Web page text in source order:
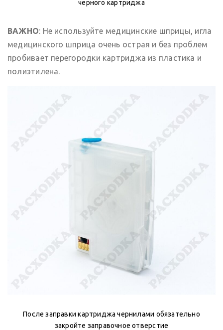
черного картриджа
ВАЖНО: Не используйте медицинские шприцы, игла
медицинского шприца очень острая и без проблем
пробивает перегородки картриджа из пластика и
полиэтилена.
После заправки картриджа чернилами обязательно
закройте заправочное отверстие